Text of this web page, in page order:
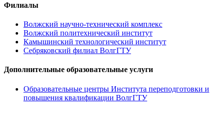
Филиалы
Волжский научно-технический комплекс
Волжский политехнический институт
Камышинский технологический институт
Себряковский филиал ВолгГТУ
Дополнительные образовательные услуги
Образовательные центры Института переподготовки и
повышения квалификации ВолгГТУ